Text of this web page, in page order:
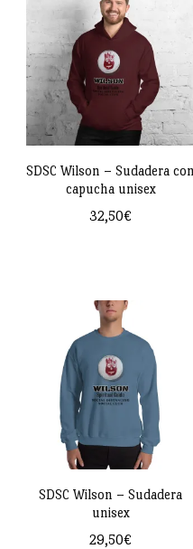
SDSC Wilson – Sudadera con
capucha unisex
32,50€
tiene
múltiples
variantes.
Las
opciones
se
pueden
elegir
SDSC Wilson – Sudadera
unisex
29,50€